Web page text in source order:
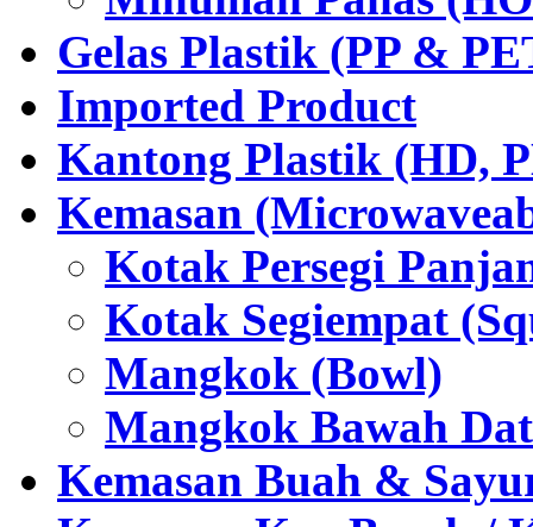
Gelas Plastik (PP &
Imported Product
Kantong Plastik (HD,
Kemasan
Kotak Persegi
Kotak Segiempat
Mangkok (Bowl)
Mangkok Bawah
Kemasan Buah &